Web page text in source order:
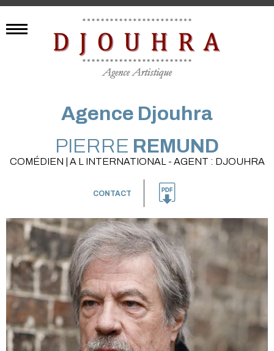
Agence Djouhra
PIERRE REMUND
COMÉDIEN | A L INTERNATIONAL - AGENT : DJOUHRA
CONTACT